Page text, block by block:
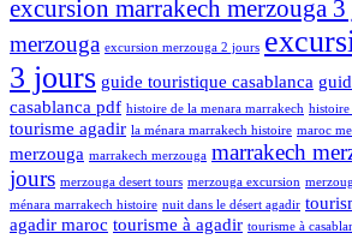
excursion marrakech merzouga
merzouga excursion merzouga 2 jours
3 jours guide touristique casablanca
casablanca pdf histoire de la menara marrakech histoire
tourisme agadir la ménara marrakech histoire maroc
merzouga marrakech merzouga marrakech
jours merzouga desert tours merzouga excursion
ménara marrakech histoire nuit dans le désert agadir
agadir maroc tourisme à agadir tourisme à